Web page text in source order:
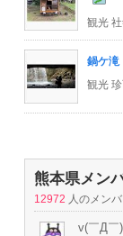
観光
鍋ケ滝
観光
熊本県メン
12972 人のメン
v(￣Д￣